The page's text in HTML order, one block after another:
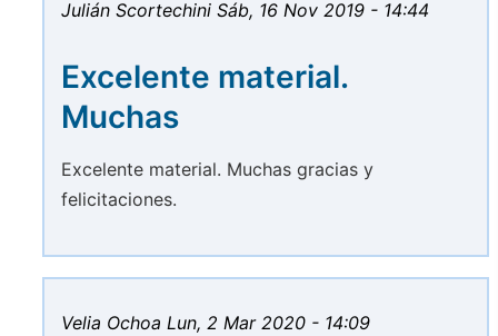
Julián Scortechini Sáb, 16 Nov 2019 - 14:44
Excelente material.
Muchas
Excelente material. Muchas gracias y
felicitaciones.
Velia Ochoa Lun, 2 Mar 2020 - 14:09